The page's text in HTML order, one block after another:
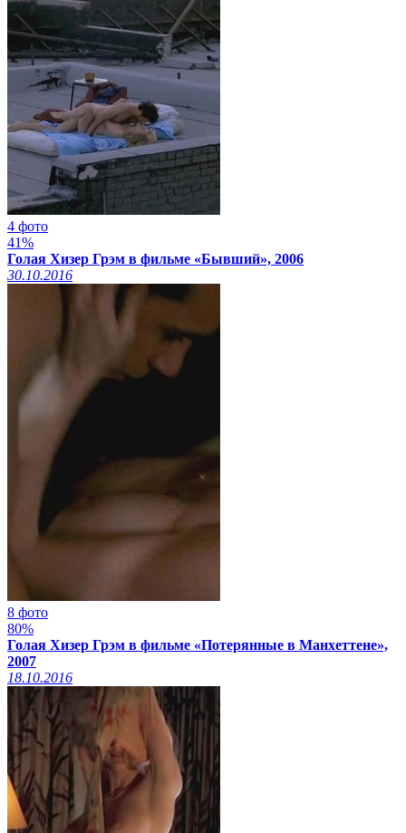
4 фото
41%
Голая Хизер Грэм в фильме «Бывший», 2006
30.10.2016
8 фото
80%
Голая Хизер Грэм в фильме «Потерянные в Манхеттене»,
2007
18.10.2016